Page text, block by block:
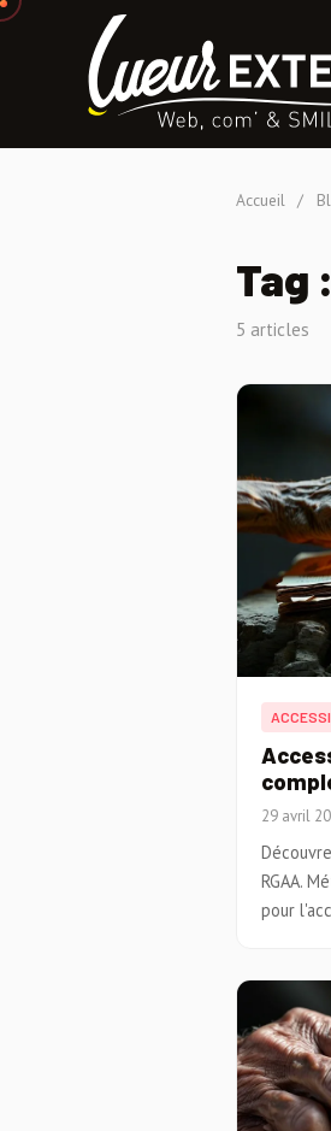
Accueil /
Tag
5 articles
29 avril
RGAA.
pour